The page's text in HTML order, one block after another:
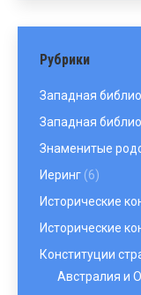
Рубрики
Западная
Западная
Знаменитые
Иеринг (6)
Исторические
Исторические
Конституции
Австралия и